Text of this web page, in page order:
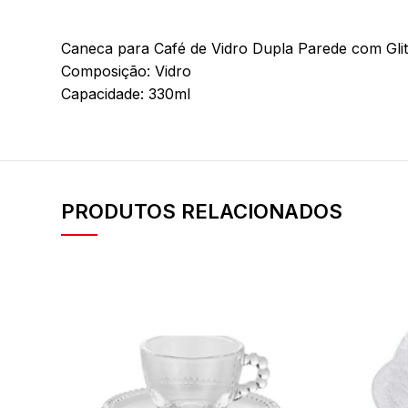
Caneca para Café de Vidro Dupla Parede com
Composição: Vidro
Capacidade: 330ml
PRODUTOS RELACIONADOS